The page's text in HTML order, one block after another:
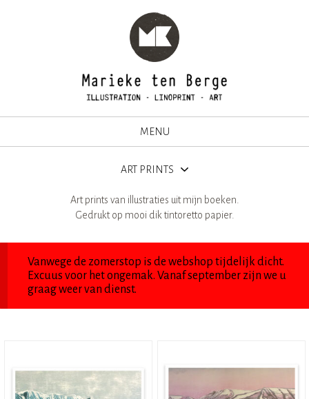
MENU
ART PRINTS
Art prints van illustraties uit mijn boeken.
Gedrukt op mooi dik tintoretto papier.
Vanwege de zomerstop is de webshop tijdelijk dicht.
Excuus voor het ongemak. Vanaf september zijn we u
graag weer van dienst.